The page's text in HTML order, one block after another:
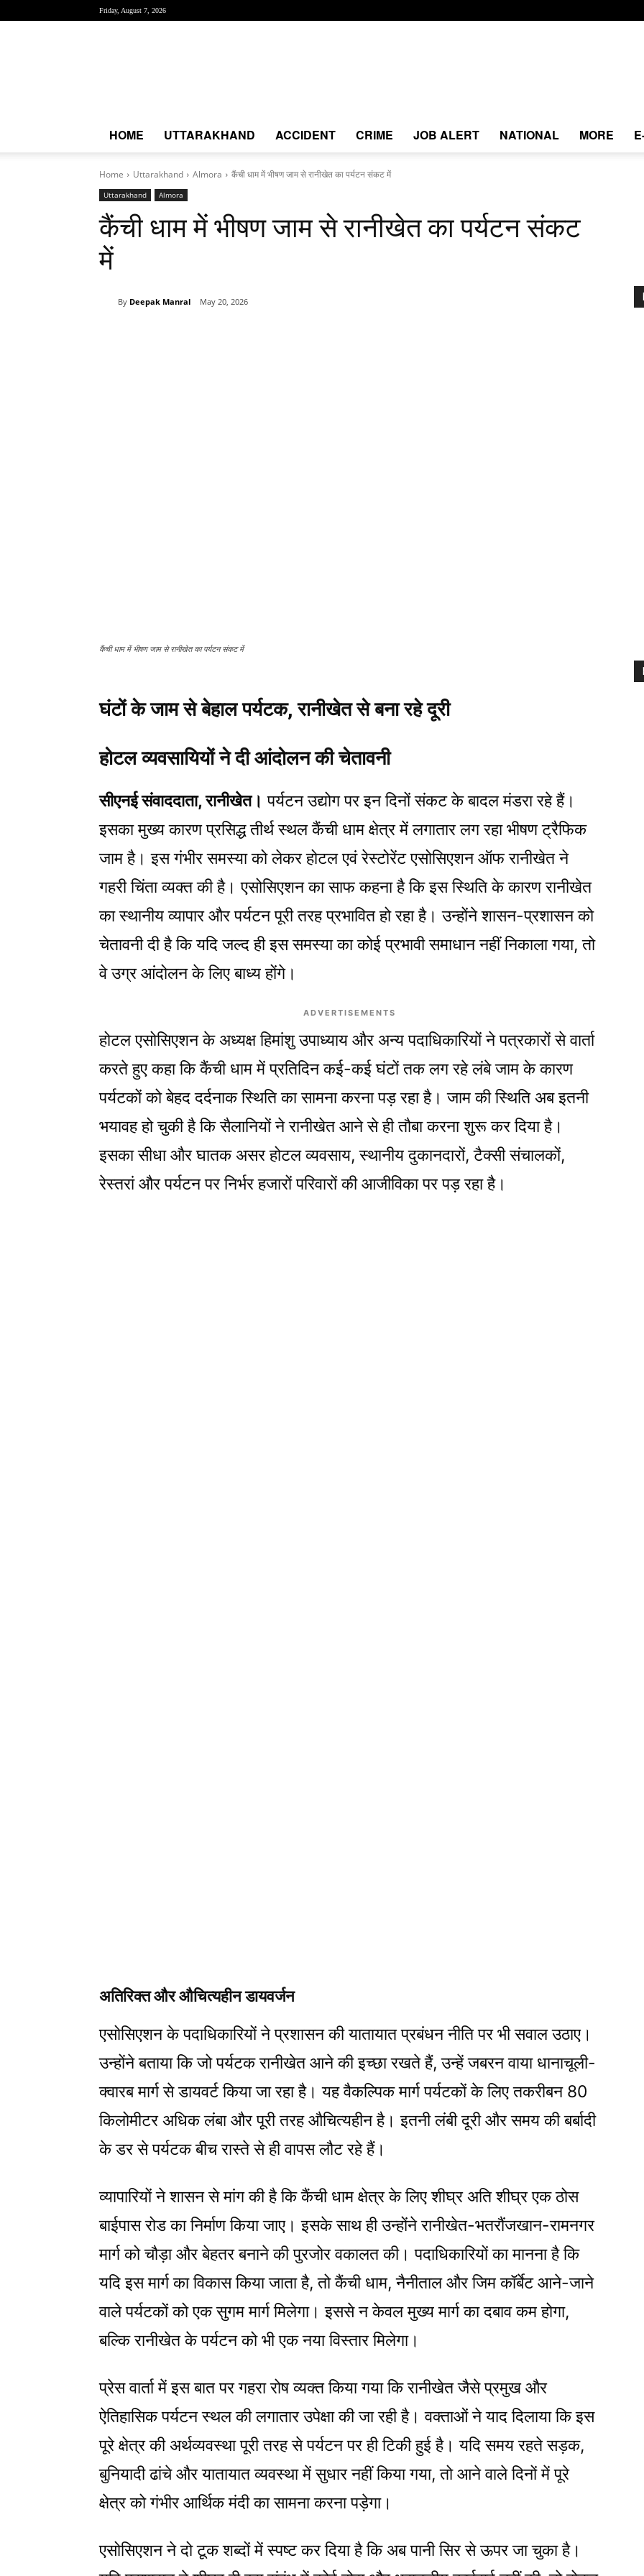
Friday, August 7, 2026
HOME UTTARAKHAND ACCIDENT CRIME JOB ALERT NATIONAL MORE
Home Uttarakhand Almora कैंची धाम में भीषण जाम से रानीखेत का पर्यटन संकट में
Uttarakhand Almora
कैंची धाम में भीषण जाम से रानीखेत का पर्यटन संकट
में
By Deepak Manral May 20, 2026
कैंची धाम में भीषण जाम से रानीखेत का पर्यटन संकट में
घंटों के जाम से बेहाल पर्यटक, रानीखेत से बना रहे दूरी
होटल व्यवसायियों ने दी आंदोलन की चेतावनी
सीएनई संवाददाता, रानीखेत। पर्यटन उद्योग पर इन दिनों संकट के बादल मंडरा रहे हैं।
इसका मुख्य कारण प्रसिद्ध तीर्थ स्थल कैंची धाम क्षेत्र में लगातार लग रहा भीषण ट्रैफिक
जाम है। इस गंभीर समस्या को लेकर होटल एवं रेस्टोरेंट एसोसिएशन ऑफ रानीखेत ने
गहरी चिंता व्यक्त की है। एसोसिएशन का साफ कहना है कि इस स्थिति के कारण रानीखेत
का स्थानीय व्यापार और पर्यटन पूरी तरह प्रभावित हो रहा है। उन्होंने शासन-प्रशासन को
चेतावनी दी है कि यदि जल्द ही इस समस्या का कोई प्रभावी समाधान नहीं निकाला गया, तो
वे उग्र आंदोलन के लिए बाध्य होंगे।
ADVERTISEMENTS
होटल एसोसिएशन के अध्यक्ष हिमांशु उपाध्याय और अन्य पदाधिकारियों ने पत्रकारों से वार्ता
करते हुए कहा कि कैंची धाम में प्रतिदिन कई-कई घंटों तक लग रहे लंबे जाम के कारण
पर्यटकों को बेहद दर्दनाक स्थिति का सामना करना पड़ रहा है। जाम की स्थिति अब इतनी
भयावह हो चुकी है कि सैलानियों ने रानीखेत आने से ही तौबा करना शुरू कर दिया है।
इसका सीधा और घातक असर होटल व्यवसाय, स्थानीय दुकानदारों, टैक्सी संचालकों,
रेस्तरां और पर्यटन पर निर्भर हजारों परिवारों की आजीविका पर पड़ रहा है।
अतिरिक्त और औचित्यहीन डायवर्जन
एसोसिएशन के पदाधिकारियों ने प्रशासन की यातायात प्रबंधन नीति पर भी सवाल उठाए।
उन्होंने बताया कि जो पर्यटक रानीखेत आने की इच्छा रखते हैं, उन्हें जबरन वाया धानाचूली-
क्वारब मार्ग से डायवर्ट किया जा रहा है। यह वैकल्पिक मार्ग पर्यटकों के लिए तकरीबन 80
किलोमीटर अधिक लंबा और पूरी तरह औचित्यहीन है। इतनी लंबी दूरी और समय की बर्बादी
के डर से पर्यटक बीच रास्ते से ही वापस लौट रहे हैं।
व्यापारियों ने शासन से मांग की है कि कैंची धाम क्षेत्र के लिए शीघ्र अति शीघ्र एक ठोस
बाईपास रोड का निर्माण किया जाए। इसके साथ ही उन्होंने रानीखेत-भतरौंजखान-रामनगर
मार्ग को चौड़ा और बेहतर बनाने की पुरजोर वकालत की। पदाधिकारियों का मानना है कि
यदि इस मार्ग का विकास किया जाता है, तो कैंची धाम, नैनीताल और जिम कॉर्बेट आने-जाने
वाले पर्यटकों को एक सुगम मार्ग मिलेगा। इससे न केवल मुख्य मार्ग का दबाव कम होगा,
बल्कि रानीखेत के पर्यटन को भी एक नया विस्तार मिलेगा।
प्रेस वार्ता में इस बात पर गहरा रोष व्यक्त किया गया कि रानीखेत जैसे प्रमुख और
ऐतिहासिक पर्यटन स्थल की लगातार उपेक्षा की जा रही है। वक्ताओं ने याद दिलाया कि इस
पूरे क्षेत्र की अर्थव्यवस्था पूरी तरह से पर्यटन पर ही टिकी हुई है। यदि समय रहते सड़क,
बुनियादी ढांचे और यातायात व्यवस्था में सुधार नहीं किया गया, तो आने वाले दिनों में पूरे
क्षेत्र को गंभीर आर्थिक मंदी का सामना करना पड़ेगा।
एसोसिएशन ने दो टूक शब्दों में स्पष्ट कर दिया है कि अब पानी सिर से ऊपर जा चुका है।